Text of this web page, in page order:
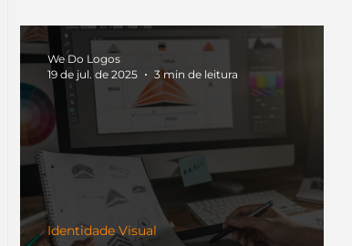
Identidade Visual
We Do Logos
19 de jul. de 2025
3 min de leitura